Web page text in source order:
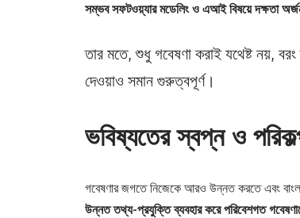
সম্ভব সফটওয়্যার মডেলিং ও এআই বিষয়ে দক্ষতা
তার মতে, শুধু গবেষণা করাই যথেষ্ট নয়,
দেওয়াও সমান গুরুত্বপূর্ণ।
ভবিষ্যতের স্বপ্ন ও
গবেষণার জগতে নিজেকে আরও উন্নত করতে এবং
উন্নত তথ্য-প্রযুক্তি ব্যবহার করে পরিবেশগত